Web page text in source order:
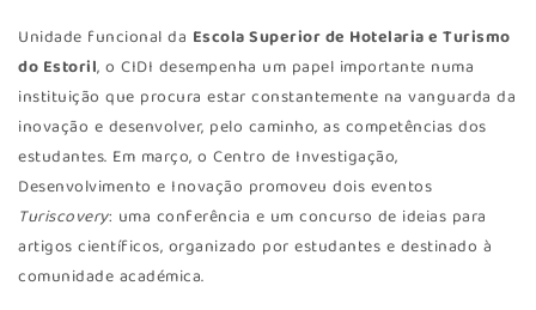
Unidade funcional da Escola Superior de Hotelaria e Turismo
do Estoril, o CIDI desempenha um papel importante numa
instituição que procura estar constantemente na vanguarda da
inovação e desenvolver, pelo caminho, as competências dos
estudantes. Em março, o Centro de Investigação,
Desenvolvimento e Inovação promoveu dois eventos
Turiscovery: uma conferência e um concurso de ideias para
artigos científicos, organizado por estudantes e destinado à
comunidade académica.